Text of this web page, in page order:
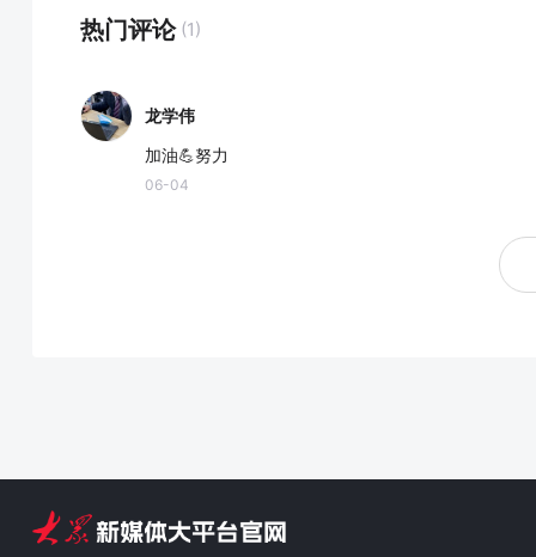
热门评论 (1)
龙学伟
加油💪努力
06-04